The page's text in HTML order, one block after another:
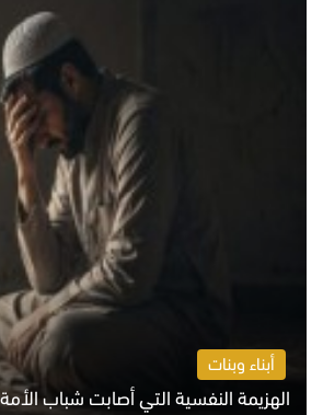
أبناء وبنات
الهزيمة النفسية التي أصابت شباب الأمة